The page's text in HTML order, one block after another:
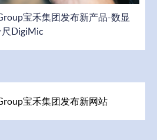
宝禾集团发布新产品-数显
DigiMic
宝禾集团发布新网站